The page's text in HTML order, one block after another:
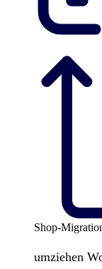
Shop-
umziehen